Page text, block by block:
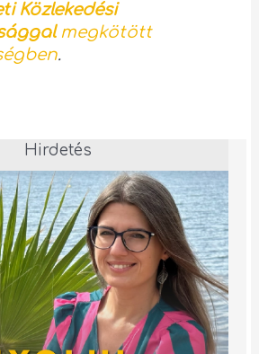
Közlekedési
megkötött
.
Hirdetés